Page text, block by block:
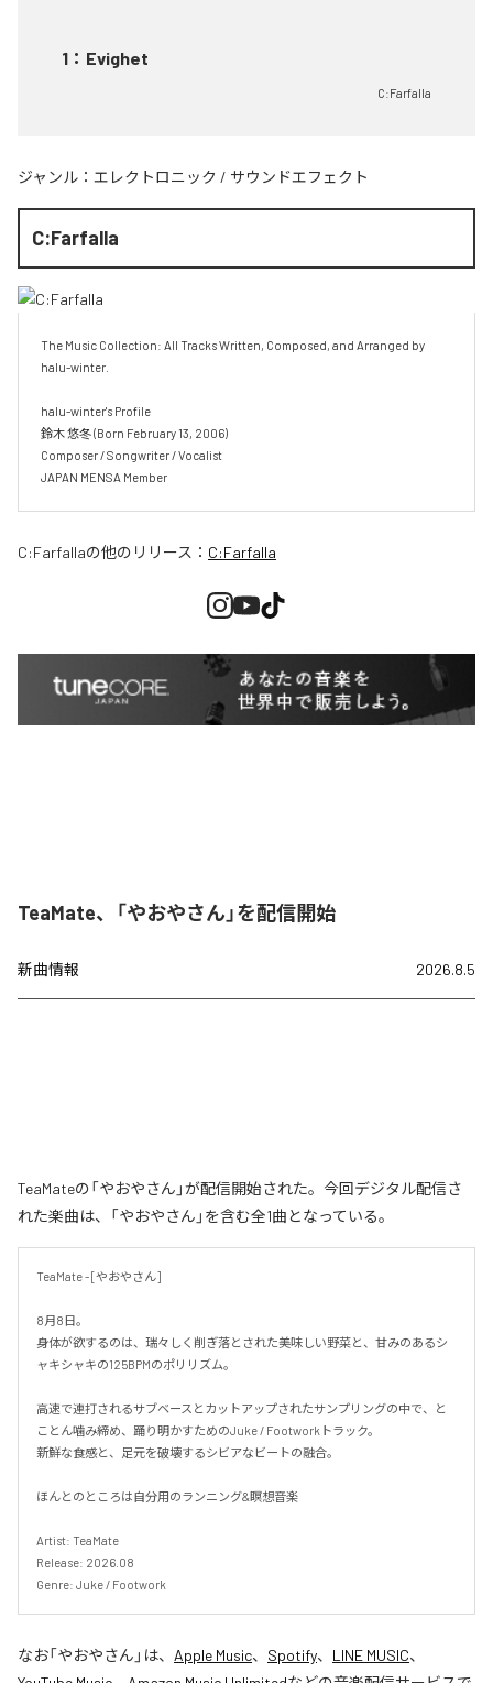
1 ： Evighet
C:Farfalla
ジャンル： エレクトロニック / サウンドエフェクト
C:Farfalla
The Music Collection: All Tracks Written, Composed, and Arranged by
halu-winter.
halu-winter's Profile
鈴木 悠冬 (Born February 13, 2006)
Composer / Songwriter / Vocalist
JAPAN MENSA Member
C:Farfallaの他のリリース： C:Farfalla
TeaMate、「やおやさん」を配信開始
新曲情報 2026.8.5
TeaMateの「やおやさん」が配信開始された。今回デジタル配信さ
れた楽曲は、「やおやさん」を含む全1曲となっている。
TeaMate - [やおやさん]
8月8日。
身体が欲するのは、瑞々しく削ぎ落とされた美味しい野菜と、甘みのあるシ
ャキシャキの125BPMのポリリズム。
高速で連打されるサブベースとカットアップされたサンプリングの中で、と
ことん噛み締め、踊り明かすためのJuke / Footworkトラック。
新鮮な食感と、足元を破壊するシビアなビートの融合。
ほんとのところは自分用のランニング&瞑想音楽
Artist: TeaMate
Release: 2026.08
Genre: Juke / Footwork
なお「やおやさん 」は、 Apple Music、 Spotify、 LINE MUSIC、